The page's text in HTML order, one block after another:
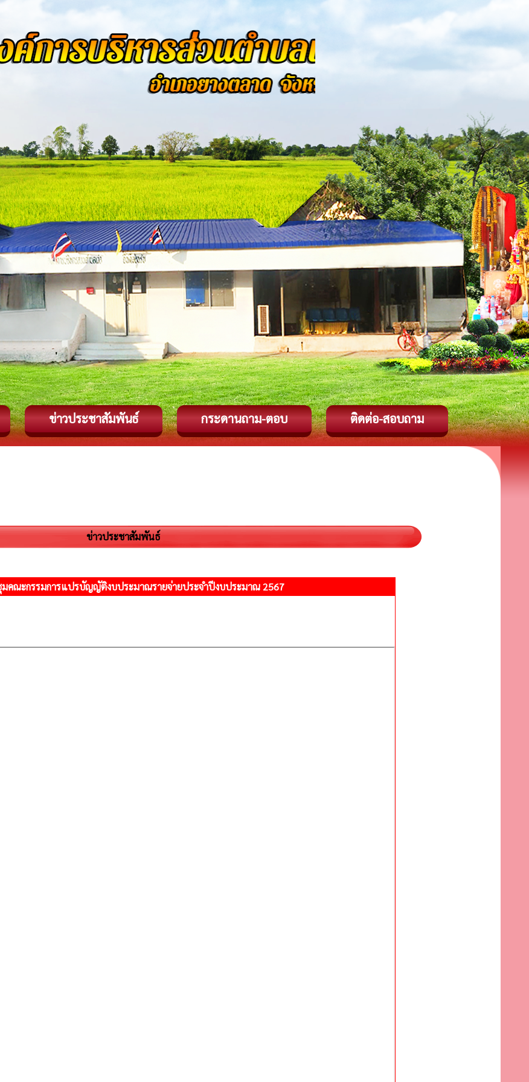
ข่าวประชาสัมพันธ์ กระดานถาม-ตอบ ติดต่อ-สอบถาม
ข่าวประชาสัมพันธ์
คณะกรรมการแปรบัญญัติงบประมาณรายจ่ายประจำปีงบประมาณ 2567